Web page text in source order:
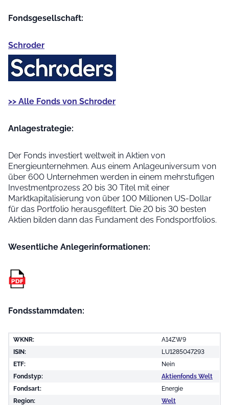
Fondsgesellschaft:
Schroder
>> Alle Fonds von Schroder
Anlage­strategie:
Der Fonds investiert weltweit in Aktien von
Energieunternehmen. Aus einem Anlageuniversum von
über 600 Unternehmen werden in einem mehrstufigen
Investmentprozess 20 bis 30 Titel mit einer
Marktkapitalisierung von über 100 Millionen US-Dollar
für das Portfolio herausgefiltert. Die 20 bis 30 besten
Aktien bilden dann das Fundament des Fondsportfolios.
Wesentliche Anleger­informationen:
Fondsstammdaten:
WKNR:
A14ZW9
ISIN:
LU1285047293
ETF:
Nein
Fondstyp:
Aktienfonds Welt
Fondsart:
Energie
Region:
Welt